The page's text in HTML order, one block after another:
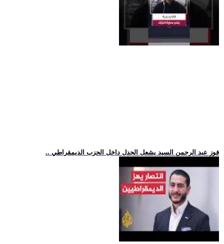
.. فوز عبد الرحمن السيد يشعل الجدل داخل الحزب الديمقراطي